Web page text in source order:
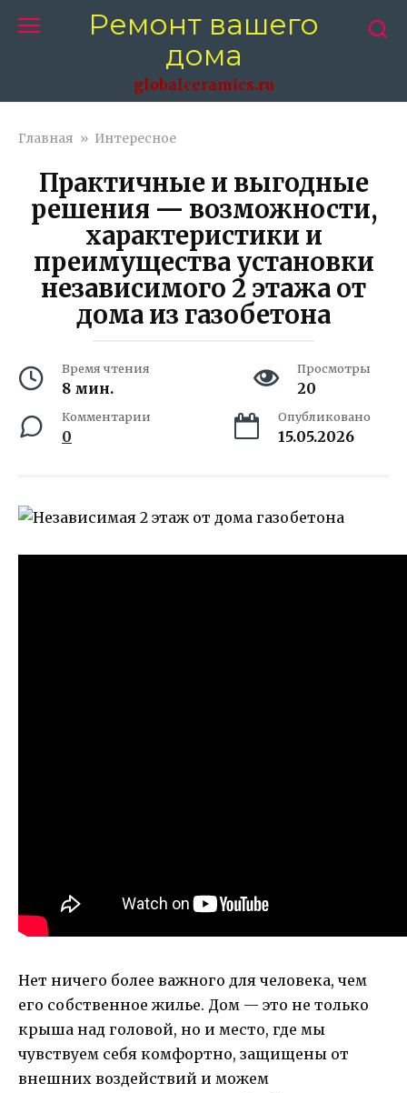
Ремонт вашего
дома
globalceramics.ru
Главная » Интересное
Практичные и выгодные
решения — возможности,
характеристики и
преимущества установки
независимого 2 этажа от
дома из газобетона
Время чтения
8 мин.
Просмотры
20
Комментарии
0
Опубликовано
15.05.2026
Нет ничего более важного для человека, чем
его собственное жилье. Дом — это не только
крыша над головой, но и место, где мы
чувствуем себя комфортно, защищены от
внешних воздействий и можем